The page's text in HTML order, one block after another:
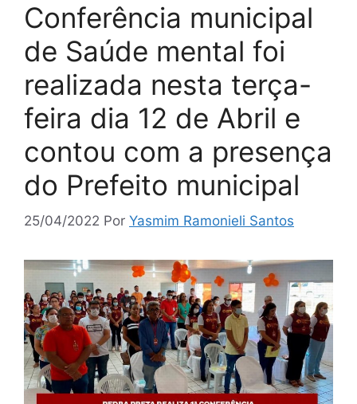
Conferência municipal
de Saúde mental foi
realizada nesta terça-
feira dia 12 de Abril e
contou com a presença
do Prefeito municipal
25/04/2022 Por Yasmim Ramonieli Santos